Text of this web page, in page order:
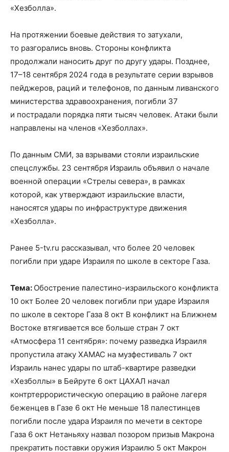
«Хезболла».
На протяжении боевые действия то затухали,
то разгорались вновь. Стороны конфликта
продолжали наносить друг по другу удары. Позднее,
17–18 сентября 2024 года в результате серии взрывов
пейджеров, раций и телефонов, по данным ливанского
министерства здравоохранения, погибли 37
и пострадали порядка пяти тысяч человек. Атаки были
направлены на членов «Хезболлах».
По данным СМИ, за взрывами стояли израильские
спецслужбы. 23 сентября Израиль объявил о начале
военной операции «Стрелы севера», в рамках
которой, как утверждают израильские власти,
наносятся удары по инфраструктуре движения
«Хезболла».
Ранее 5-tv.ru рассказывал, что более 20 человек
погибли при ударе Израиля по школе в секторе Газа.
Тема: Обострение палестино-израильского конфликта
10 окт Более 20 человек погибли при ударе Израиля
по школе в секторе Газа 8 окт В конфликт на Ближнем
Востоке втягивается все больше стран 7 окт
«Атмосфера 11 сентября»: почему разведка Израиля
пропустила атаку ХАМАС на музфестиваль 7 окт
Израиль нанес удары по штаб-квартире разведки
«Хезболлы» в Бейруте 6 окт ЦАХАЛ начал
контртеррористическую операцию в районе лагеря
беженцев в Газе 6 окт Не меньше 18 палестинцев
погибли после удара Израиля по мечети в секторе
Газа 6 окт Нетаньяху назвал позором призыв Макрона
прекратить поставки оружия Израилю 5 окт Макрон